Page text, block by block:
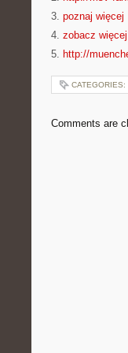
3. poznaj więcej
4. zobacz więcej
5. http://
CATEGORIES:
Comments are